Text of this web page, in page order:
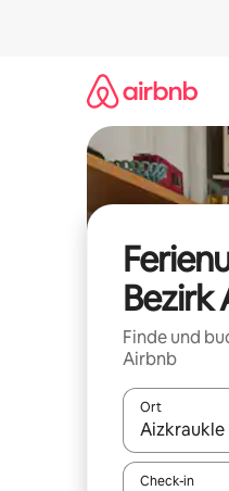
Bezirk
Finde und
Airbnb
Ort
Wenn
Check-in